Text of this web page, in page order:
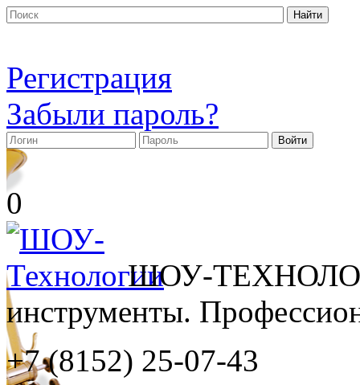
Регистрация
Забыли пароль?
0
ШОУ-
инструменты.
+7 (8152) 25-07-43